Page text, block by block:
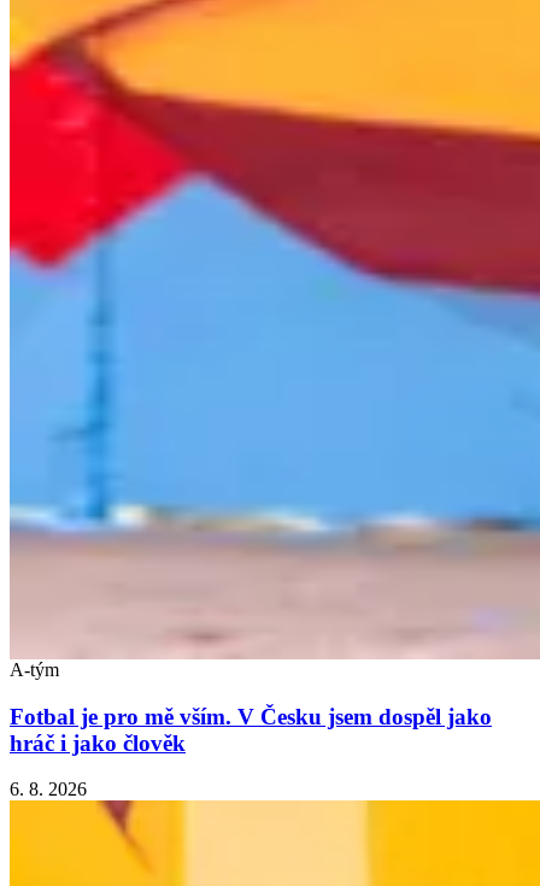
A-tým
Fotbal je pro mě vším. V Česku jsem dospěl jako
hráč i jako člověk
6. 8. 2026